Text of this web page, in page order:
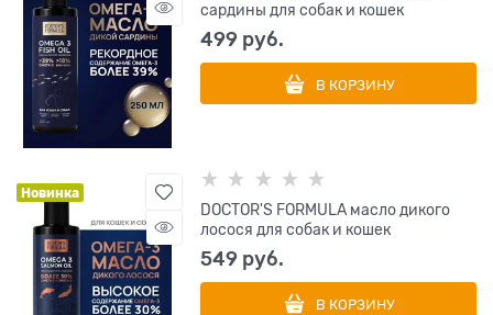
сардины для собак и кошек
499 руб.
В КОРЗИНУ
Новинка
DOCTOR'S FORMULA масло дикого
лосося для собак и кошек
549 руб.
В КОРЗИНУ